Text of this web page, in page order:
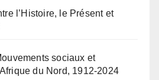
l’Histoire, le Présent et
sociaux et
du Nord, 1912-2024